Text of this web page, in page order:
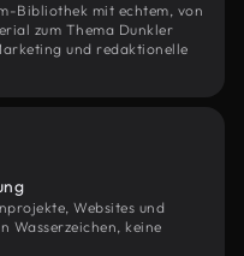
Bibliothek mit echtem, von
zum Thema Dunkler
und redaktionelle
Websites und
Wasserzeichen, keine